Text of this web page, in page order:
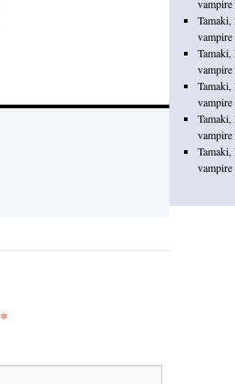
*
Tamaki,
Tamaki,
Tamaki,
vampire
Tamaki,
Tamaki,
vampire